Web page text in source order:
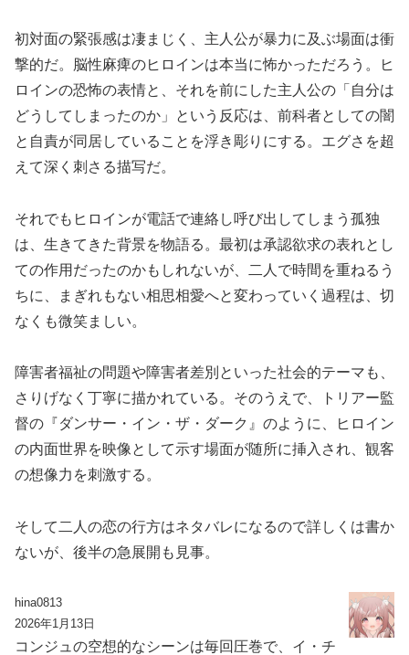
初対面の緊張感は凄まじく、主人公が暴力に及ぶ場面は衝
撃的だ。脳性麻痺のヒロインは本当に怖かっただろう。ヒ
ロインの恐怖の表情と、それを前にした主人公の「自分は
どうしてしまったのか」という反応は、前科者としての闇
と自責が同居していることを浮き彫りにする。エグさを超
えて深く刺さる描写だ。
それでもヒロインが電話で連絡し呼び出してしまう孤独
は、生きてきた背景を物語る。最初は承認欲求の表れとし
ての作用だったのかもしれないが、二人で時間を重ねるう
ちに、まぎれもない相思相愛へと変わっていく過程は、切
なくも微笑ましい。
障害者福祉の問題や障害者差別といった社会的テーマも、
さりげなく丁寧に描かれている。そのうえで、トリアー監
督の『ダンサー・イン・ザ・ダーク』のように、ヒロイン
の内面世界を映像として示す場面が随所に挿入され、観客
の想像力を刺激する。
そして二人の恋の行方はネタバレになるので詳しくは書か
ないが、後半の急展開も見事。
hina0813
2026年1月13日
コンジュの空想的なシーンは毎回圧巻で、イ・チ